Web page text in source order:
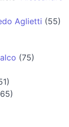
Aglietti (55)
(75)